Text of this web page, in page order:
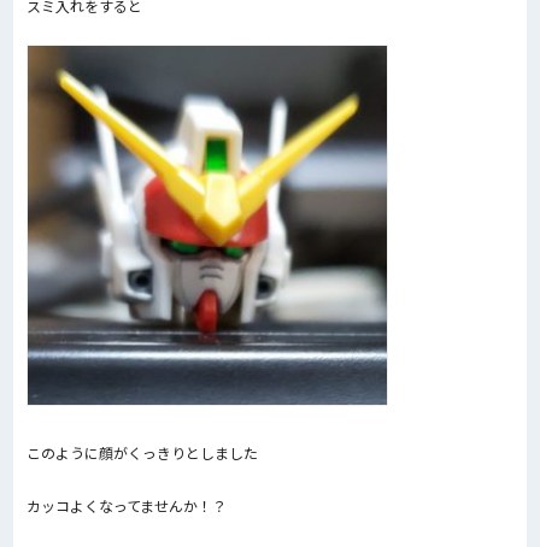
スミ入れをすると
このように顔がくっきりとしました
カッコよくなってませんか！？